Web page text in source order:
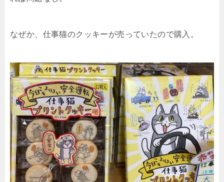
なぜか、仕事猫のクッキーが売っていたので購入。